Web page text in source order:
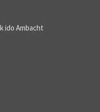
ido Ambacht